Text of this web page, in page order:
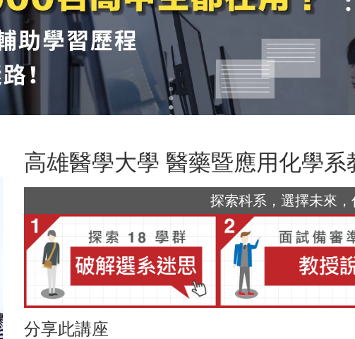
高雄醫學大學 醫藥暨應用化學系
探索科系，選擇未來
分享此講座